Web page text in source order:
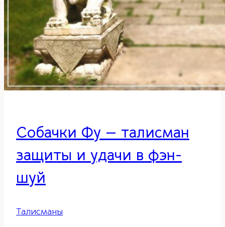
Собачки Фу — талисман
защиты и удачи в фэн-
шуй
Талисманы